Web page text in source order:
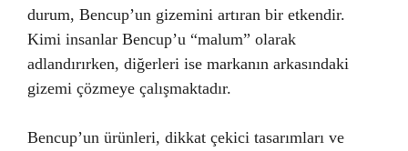
durum, Bencup’un gizemini artıran bir etkendir.
Kimi insanlar Bencup’u “malum” olarak
adlandırırken, diğerleri ise markanın arkasındaki
gizemi çözmeye çalışmaktadır.
Bencup’un ürünleri, dikkat çekici tasarımları ve